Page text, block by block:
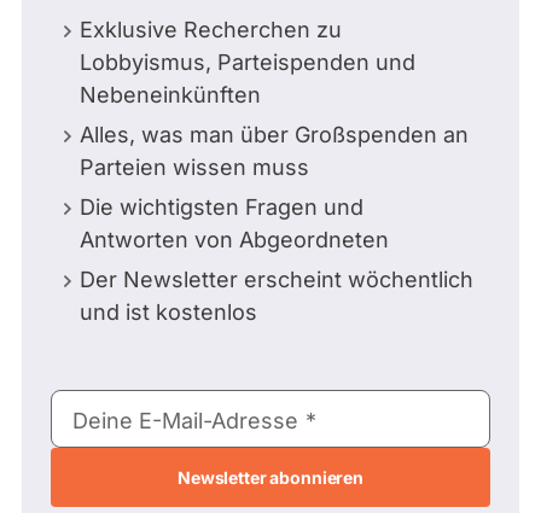
Exklusive Recherchen zu
Lobbyismus, Parteispenden und
Nebeneinkünften
Alles, was man über Großspenden an
Parteien wissen muss
Die wichtigsten Fragen und
Antworten von Abgeordneten
Der Newsletter erscheint wöchentlich
und ist kostenlos
E-
Mail-
Deine E-Mail-Adresse